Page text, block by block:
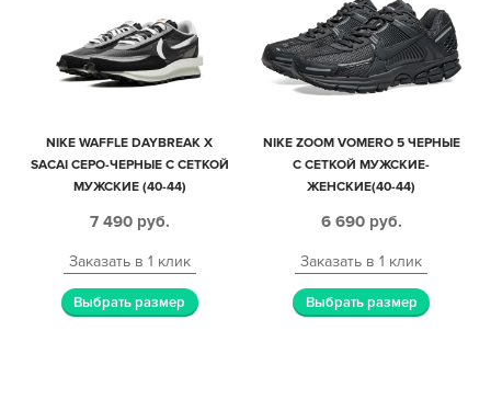
NIKE WAFFLE DAYBREAK X
SACAI СЕРО-ЧЕРНЫЕ С СЕТКОЙ
МУЖСКИЕ (40-44)
7 490 руб.
Заказать в 1 клик
Выбрать размер
NIKE ZOOM VOMERO 5 ЧЕРНЫЕ
С СЕТКОЙ МУЖСКИЕ-
ЖЕНСКИЕ(40-44)
6 690 руб.
Заказать в 1 клик
Выбрать размер